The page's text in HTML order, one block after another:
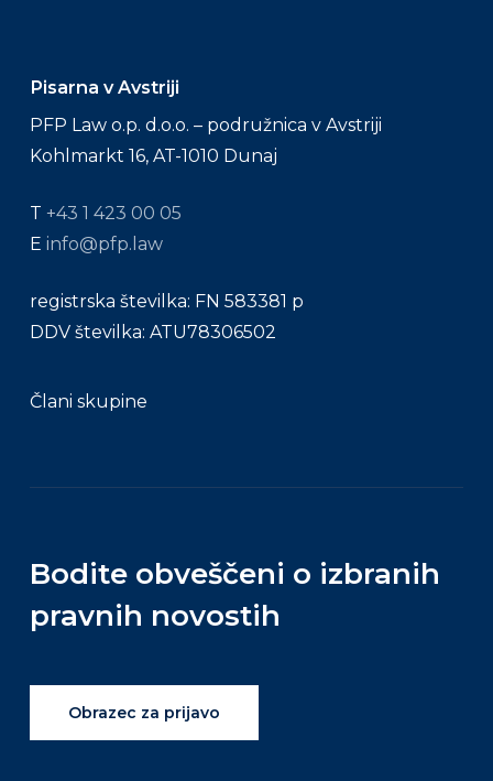
Pisarna v Avstriji
PFP Law o.p. d.o.o. – podružnica v Avstriji
Kohlmarkt 16, AT-1010 Dunaj
T +43 1 423 00 05
E info@pfp.law
registrska številka: FN 583381 p
DDV številka: ATU78306502
Člani skupine
Bodite obveščeni o izbranih
pravnih novostih
Obrazec za prijavo